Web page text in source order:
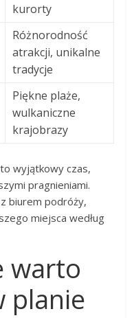
kurorty
Różnorodność
atrakcji, unikalne
tradycje
Piękne plaże,
wulkaniczne
krajobrazy
wyjątkowy czas,
pragnieniami.
biurem podróży,
miejsca według
warto
planie